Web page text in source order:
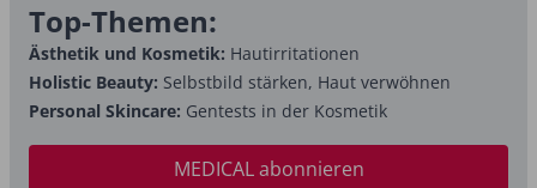
Top-Themen:
Ästhetik und Kosmetik: Hautirritationen
Holistic Beauty: Selbstbild stärken, Haut verwöhnen
Personal Skincare: Gentests in der Kosmetik
MEDICAL abonnieren